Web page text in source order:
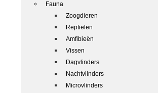
Fauna
Zoogdieren
Reptielen
Amfibieën
Vissen
Dagvlinders
Nachtvlinders
Microvlinders